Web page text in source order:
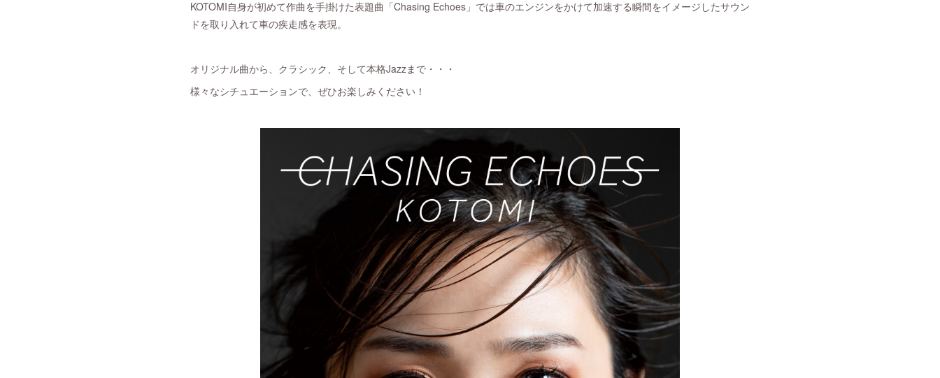
KOTOMI自身が初めて作曲を手掛けた表題曲「Chasing Echoes」では車のエンジンをかけて加速する瞬間をイメージしたサウン
ドを取り入れて車の疾走感を表現。
オリジナル曲から、クラシック、そして本格Jazzまで・・・
様々なシチュエーションで、ぜひお楽しみください！